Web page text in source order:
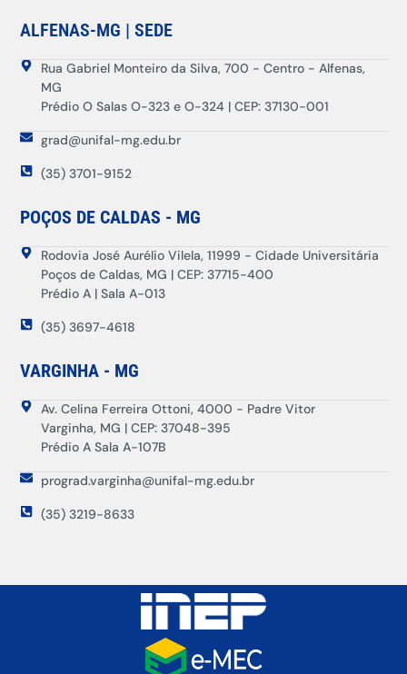
ALFENAS-MG | SEDE
Rua Gabriel Monteiro da Silva, 700 - Centro - Alfenas,
MG
Prédio O Salas O-323 e O-324 | CEP: 37130-001
grad@unifal-mg.edu.br
(35) 3701-9152
POÇOS DE CALDAS - MG
Rodovia José Aurélio Vilela, 11999 - Cidade Universitária
Poços de Caldas, MG | CEP: 37715-400
Prédio A | Sala A-013
(35) 3697-4618
VARGINHA - MG
Av. Celina Ferreira Ottoni, 4000 - Padre Vitor
Varginha, MG | CEP: 37048-395
Prédio A Sala A-107B
prograd.varginha@unifal-mg.edu.br
(35) 3219-8633